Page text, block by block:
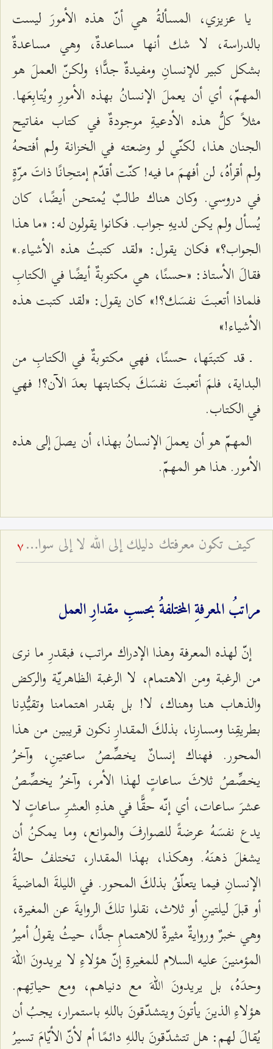
يا عزيزي، المسألةُ هي أنّ هذه الأمورَ ليست
بالدراسة، لا شك أنها مساعدةٌ، وهي مساعدةٌ
بشكل كبير للإنسانِ ومفيدةٌ جدًّا؛ ولكنّ العملَ هو
المهمّ، أي أن يعملَ الإنسانُ بهذه الأمورِ ويُتابِعَها.
مثلاً كلُّ هذه الأدعيةِ موجودةٌ في كتاب مفاتيح
الجنان هذا، لكنّي لو وضعته في الخزانة ولم أفتحهُ
ولم أقرأهُ، لن أفهمَ ما فيه! كنّت أقدّم إمتحِانًا ذاتَ مرّةٍ
في دروسي. وكان هناك طالبٌ يُمتحن أيضًا، كان
يُسأل ولم يكن لديهِ جواب. فكانوا يقولون له: «ما هذا
الجواب؟» فكان يقول: «لقد كتبتُ هذه الأشياء.»
فقالَ الأستاذ: «حسنًا، هي مكتوبةٌ أيضًا في الكتابِ
فلماذا أتعبتَ نفسَك؟!» كان يقول: «لقد كتبت هذه
الأشياء!»
ـ قد كتبتَها، حسنًا، فهي مكتوبةٌ في الكتابِ من
البداية، فلمَ أتعبتَ نفسَكَ بكتابتها بعدَ الآن؟! فهي
في الكتاب.
المهمّ هو أن يعملَ الإنسانُ بهذا، أن يصلَ إلى هذه
الأمور. هذا هو المهمّ.
كيف تكون معرفتك دليلك إلى الله لا إلى سواه؟ - ولاية إمام الزمان عليه السلام المطلقة 7
مراتبُ المعرفةِ المختلفةُ بحسبِ مقدارِ العمل
إنّ لهذه المعرفة وهذا الإدراك مراتب، فبقدرِ ما نرى
من الرغبة ومن الاهتمام، لا الرغبة الظاهريّة والركض
والذهاب هنا وهناك، لا! بل بقدر اهتمامنا وتقيُّدِنا
بطريقِنا ومسارِنا، بذلكَ المقدارِ نكون قريبين من هذا
المحور. فهناك إنسانٌ يخصِّصُ ساعتينِ، وآخرُ
يخصِّصُ ثلاثَ ساعاتٍ لهذا الأمر، وآخرُ يخصِّصُ
عشرَ ساعات، أي إنّه حقًّا في هذهِ العشرِ ساعاتٍ لا
يدع نفسَهُ عرضةً للصوارفَ والموانع، وما يمكنُ أن
يشغلَ ذهنَهُ. وهكذا، بهذا المقدار، تختلفُ حالةُ
الإنسانِ فيما يتعلّقُ بذلكَ المحور. في الليلةَ الماضيةَ
أو قبلَ ليلتينِ أو ثلاث، نقلوا تلكَ الروايةَ عن المغيرة،
وهي خبرٌ وروايةٌ مثيرةٌ للاهتمامِ جدًّا، حيثُ يقولُ أميرُ
المؤمنينَ عليه السلام للمغيرةِ إنّ هؤلاءِ لا يريدونَ اللهَ
وحدَهُ، بل يريدونَ اللهَ مع دنياهم، ومع حياتِهم.
هؤلاءِ الذينَ يأتونَ ويتشدّقونَ باللهِ باستمرار، يجبُ أن
يُقالَ لهم: هل تتشدّقونَ باللهِ دائمًا أم لأنّ الأيّامَ تسيرُ